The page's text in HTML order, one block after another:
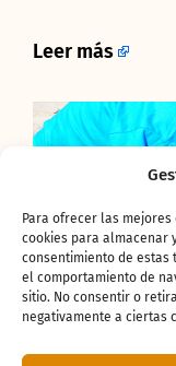
Para ofrecer las
cookies para almacenar
consentimiento de estas
el comportamiento de
sitio. No consentir o
negativamente a ciertas
Leer más